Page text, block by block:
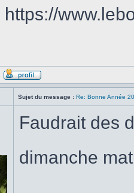
https://
Sujet du message : Re: Bonne Année
Faudrait des
dimanche